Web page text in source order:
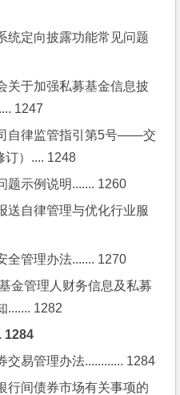
统定向披露功能常见问题
关于加强私募基金信息披
1247
自律监管指引第5号——交
订）.... 1248
题示例说明....... 1260
送自律管理与优化行业服
全管理办法....... 1270
金管理人财务信息及私募
....... 1282
1284
交易管理办法............ 1284
行间债券市场有关事项的